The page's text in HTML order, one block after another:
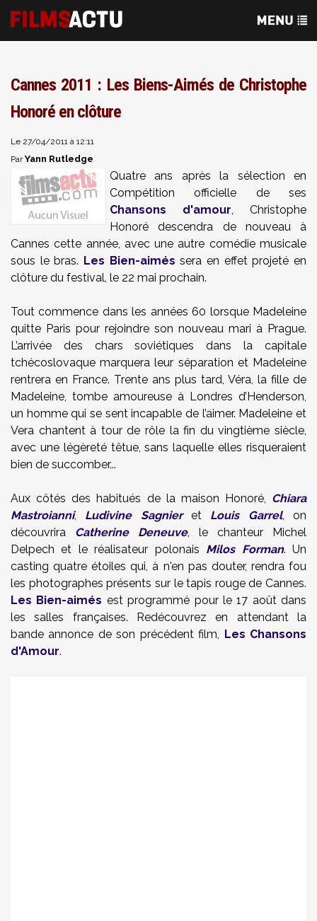
Cannes 2011 : Les Biens-Aimés de Christophe
Honoré en clôture
Le 27/04/2011 à 12:11
ParYann Rutledge
Quatre ans après la sélection en
Compétition officielle de ses
Chansons d'amour, Christophe
Honoré descendra de nouveau à
Cannes cette année, avec une autre comédie musicale
sous le bras. Les Bien-aimés sera en effet projeté en
clôture du festival, le 22 mai prochain.
Tout commence dans les années 60 lorsque Madeleine
quitte Paris pour rejoindre son nouveau mari à Prague.
L’arrivée des chars soviétiques dans la capitale
tchécoslovaquemarquera leur séparation et Madeleine
rentrera en France. Trente ans plus tard, Véra, la fille de
Madeleine, tombe amoureuse à Londres d’Henderson,
un homme qui se sent incapable de l’aimer. Madeleine et
Vera chantent à tour de rôle la fin du vingtième siècle,
avec une légèreté têtue, sans laquelle elles risqueraient
bien de succomber...
Aux côtés des habitués de la maison Honoré, Chiara
Mastroianni, Ludivine Sagnieret Louis Garrel, on
découvrira Catherine Deneuve, le chanteur Michel
Delpech et le réalisateur polonais Milos Forman. Un
casting quatre étoiles qui, à n'en pas douter, rendra fou
les photographes présents sur le tapis rouge de Cannes.
Les Bien-aimés est programmé pour le 17 août dans
les salles françaises. Redécouvrez en attendant la
bande annonce de son précédent film, Les Chansons
d'Amour.